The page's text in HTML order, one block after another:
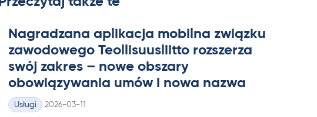
Na­gradzana apli­kacja mo­bilna związku
zawo­dowego Teol­li­suus­liitto rozszerza
swój za­kres – nowe obszary
obowiązywa­nia umów i nowa nazwa
Kategorie
Usługi Kirjoitettu
2026-03-11